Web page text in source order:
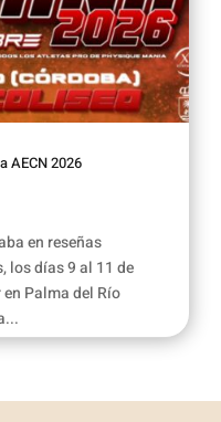
AECN 2026
en reseñas
los días 9 al 11 de
Palma del Río